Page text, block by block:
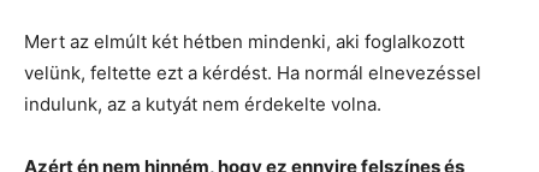
Mert az elmúlt két hétben mindenki, aki foglalkozott
velünk, feltette ezt a kérdést. Ha normál elnevezéssel
indulunk, az a kutyát nem érdekelte volna.
Azért én nem hinném, hogy ez ennyire felszínes és